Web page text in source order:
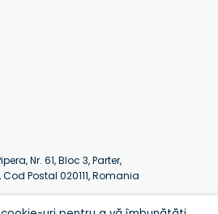
Nr. 61, Bloc 3, Parter,
Postal 020111, Romania